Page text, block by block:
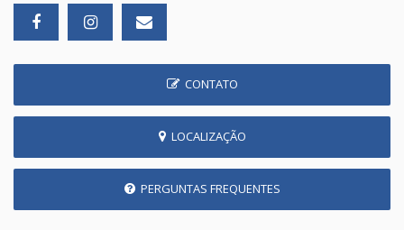
CONTATO
LOCALIZAÇÃO
PERGUNTAS FREQUENTES